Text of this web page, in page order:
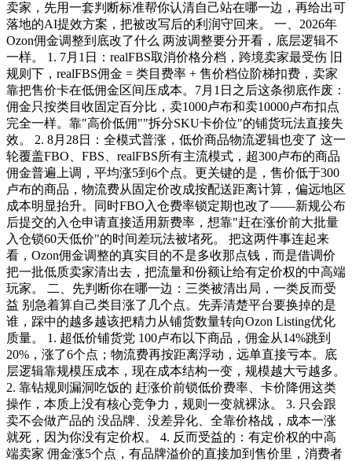
卖家，先用一套判断标准帮你认清自己站在哪一边，再给出可
落地的AI提效方案，把被改写后的利润守回来。 一、2026年
Ozon佣金调整到底改了什么 两波调整要分开看，底层逻辑不
一样。 1. 7月1日：realFBS取消价格分档，跨境卖家最受伤 旧
规则下，realFBS佣金 = 类目费率 + 售价档位阶梯扣费，卖家
靠把售价卡在低佣金区间压成本。7月1日之后这条彻底作废：
佣金只按类目收固定百分比，卖1000卢布和卖10000卢布扣点
完全一样。靠"高价低佣""拆分SKU卡价位"的铺货玩法直接失
效。 2. 8月28日：全模式普涨，低价商品物流逻辑也变了 这一
轮覆盖FBO、FBS、realFBS所有主流模式，超300卢布的商品
佣金普遍上调，平均涨5到6个点。更关键的是，售价低于300
卢布的商品，物流费从固定价改成按配送距离计算，偏远地区
成本明显抬升。同时FBO入仓费率锁定期也改了——新规公布
后提交的入仓申请直接适用新费率，想靠"赶在涨价前大批量
入仓锁60天低价"的时间差玩法被堵死。 把这两件事连起来
看，Ozon佣金调整的真实目的不是多收那点钱，而是借调价
把一批低质卖家清出去，把流量和份额让给有定价权的中高端
玩家。 二、先判断你在哪一边：三类被清出局，一类反而受
益 别急着算自己类目涨了几个点。先弄清楚平台要换掉的是
谁，踩中的越多越该把精力从铺货数量转向Ozon Listing优化
质量。 1. 超低价铺货党 100卢布以下商品，佣金从14%跳到
20%，涨了6个点；物流费再按距离浮动，远单直接亏本。底
层逻辑靠规模压成本，现在成本结构一变，规模越大亏越多。
2. 靠钻规则漏洞吃饭的 赶涨价前锁低价费率、卡价降佣这类
操作，本质上没有核心竞争力，规则一变就裸泳。 3. 只会跟
卖不会做产品的 没品牌、没差异化、全靠价格战，成本一涨
就死，因为你没有定价权。 4. 反而受益的：有定价权的中高
端卖家 佣金涨5个点，有品牌溢价的直接加到售价里，消费者